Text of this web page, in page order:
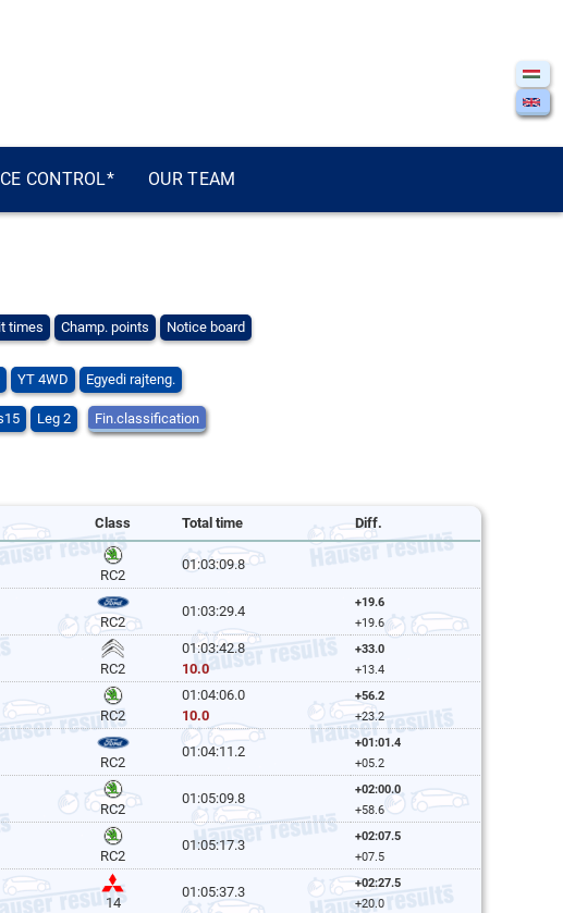
CONTROL* OUR TEAM
times Champ. points Notice board
YT 4WD Egyedi rajteng.
Leg 2 Fin.classification
Class Total time Diff.
RC2
01:03:09.8
RC2
01:03:29.4
+19.6
+19.6
RC2
01:03:42.8
10.0
+33.0
+13.4
RC2
01:04:06.0
10.0
+56.2
+23.2
RC2
01:04:11.2
+01:01.4
+05.2
RC2
01:05:09.8
+02:00.0
+58.6
RC2
01:05:17.3
+02:07.5
+07.5
14
01:05:37.3
+02:27.5
+20.0